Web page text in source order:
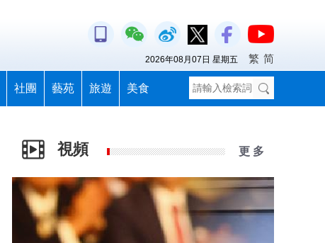
社團 藝苑 旅遊 美食
2026年08月07日 星期五 繁 简
視頻 更 多